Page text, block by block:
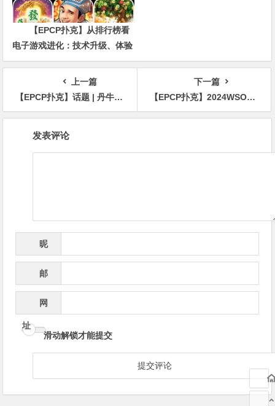
【EPCP扑克】从排行榜看
电子游戏进化：技术升级、体验
创新与未来趋势
上一篇
【EPCP扑克】话题 | 丹牛在25万美元超级豪客赛再次展现精准读牌
下一篇
【EPCP扑克】2024WSOP｜中国香港Danny Tang获奥马哈豪客赛亚军，罗曦湘、陈传书等多位国人在主赛Day 1B组晋级
发表评论
昵
*
邮
*
网
址
滑动解锁才能提交